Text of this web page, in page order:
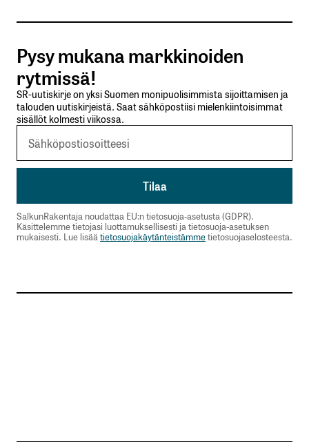
Tilaa SalkunRakentajan uutiskirje
Lähetä kommentti
Pysy mukana markkinoiden
rytmissä!
SR-uutiskirje on yksi Suomen monipuolisimmista sijoittamisen ja
talouden uutiskirjeistä. Saat sähköpostiisi mielenkiintoisimmat
sisällöt kolmesti viikossa.
SalkunRakentaja noudattaa EU:n tietosuoja-asetusta (GDPR).
Käsittelemme tietojasi luottamuksellisesti ja tietosuoja-asetuksen
mukaisesti. Lue lisää tietosuojakäytänteistämmetietosuojaselosteesta.